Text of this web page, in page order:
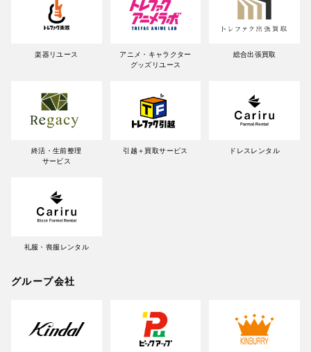
楽器リユース
アニメ・キャラクター
グッズリユース
総合出張買取
終活・生前整理
サービス
引越＋買取サービス ドレスレンタル
礼服・喪服レンタル
グループ会社